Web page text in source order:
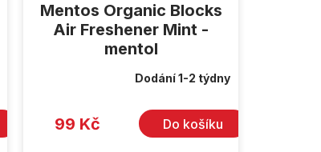
Mentos Organic Blocks
Air Freshener Mint -
mentol
Dodání 1-2 týdny
99 Kč Do košíku